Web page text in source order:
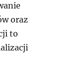
oraz
to